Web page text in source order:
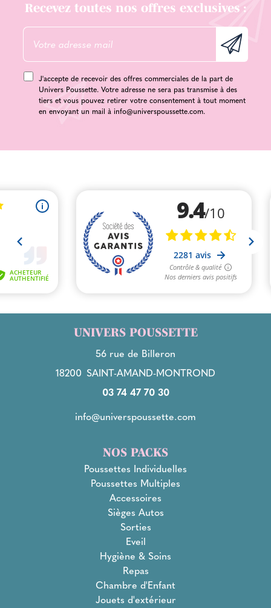
Recevez toutes nos offres exclusives :
J'accepte de recevoir des offres commerciales de la part de
Univers Poussette. Votre adresse ne sera pas transmise à des
tiers et vous pouvez retirer votre consentement à tout moment
en envoyant un mail à info@universpoussette.com.
UNIVERS POUSSETTE
56 rue de Billeron
18200 SAINT-AMAND-MONTROND
03 74 47 70 30
info@universpoussette.com
NOS PACKS
Poussettes Individuelles
Poussettes Multiples
Accessoires
Sièges Autos
Sorties
Eveil
Hygiène & Soins
Repas
Chambre d'Enfant
Jouets d'extérieur